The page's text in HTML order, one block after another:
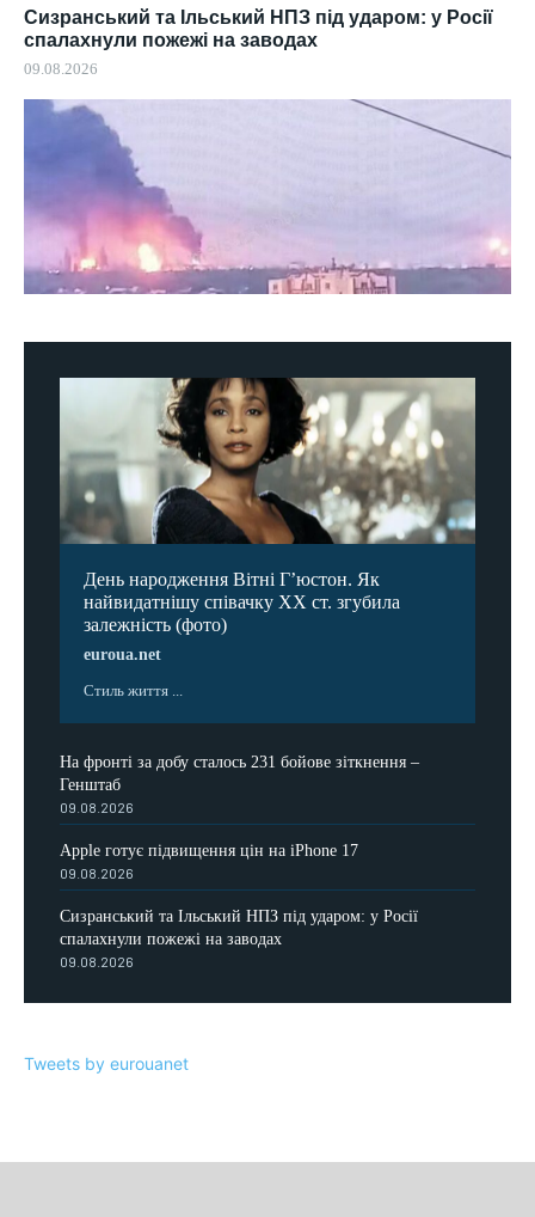
Сизранський та Ільський НПЗ під ударом: у Росії
спалахнули пожежі на заводах
09.08.2026
День народження Вітні Гʼюстон. Як
найвидатнішу співачку ХХ ст. згубила
залежність (фото)
euroua.net
Стиль життя ...
На фронті за добу сталось 231 бойове зіткнення –
Генштаб
09.08.2026
Apple готує підвищення цін на iPhone 17
09.08.2026
Сизранський та Ільський НПЗ під ударом: у Росії
спалахнули пожежі на заводах
09.08.2026
Tweets by eurouanet